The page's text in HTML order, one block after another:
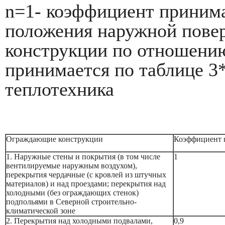
n=1- коэффициент
положения наружной
конструкции по
принимается по таблице
теплотехника
Ограждающие конструкции Коэффициент
1. Наружные стены и покрытия (в том числе
вентилируемые наружным воздухом),
перекрытия чердачные (с кровлей из штучных
материалов) и над проездами; перекрытия над
холодными (без ограждающих стенок)
подпольями в Северной строительно-
климатической зоне
1
2. Перекрытия над холодными подвалами,
0,9